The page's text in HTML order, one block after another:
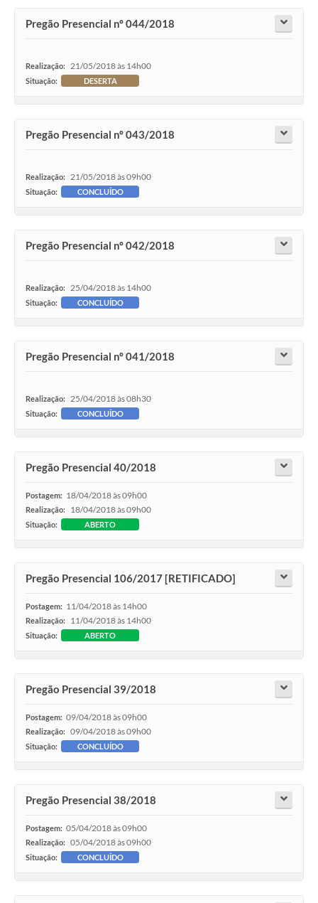
Pregão Presencial nº 044/2018
Realização: 21/05/2018 às 14h00
Situação: DESERTA
Pregão Presencial nº 043/2018
Realização: 21/05/2018 às 09h00
Situação: CONCLUÍDO
Pregão Presencial nº 042/2018
Realização: 25/04/2018 às 14h00
Situação: CONCLUÍDO
Pregão Presencial nº 041/2018
Realização: 25/04/2018 às 08h30
Situação: CONCLUÍDO
Pregão Presencial 40/2018
Postagem: 18/04/2018 às 09h00
Realização: 18/04/2018 às 09h00
Situação: ABERTO
Pregão Presencial 106/2017 [RETIFICADO]
Postagem: 11/04/2018 às 14h00
Realização: 11/04/2018 às 14h00
Situação: ABERTO
Pregão Presencial 39/2018
Postagem: 09/04/2018 às 09h00
Realização: 09/04/2018 às 09h00
Situação: CONCLUÍDO
Pregão Presencial 38/2018
Postagem: 05/04/2018 às 09h00
Realização: 05/04/2018 às 09h00
Situação: CONCLUÍDO